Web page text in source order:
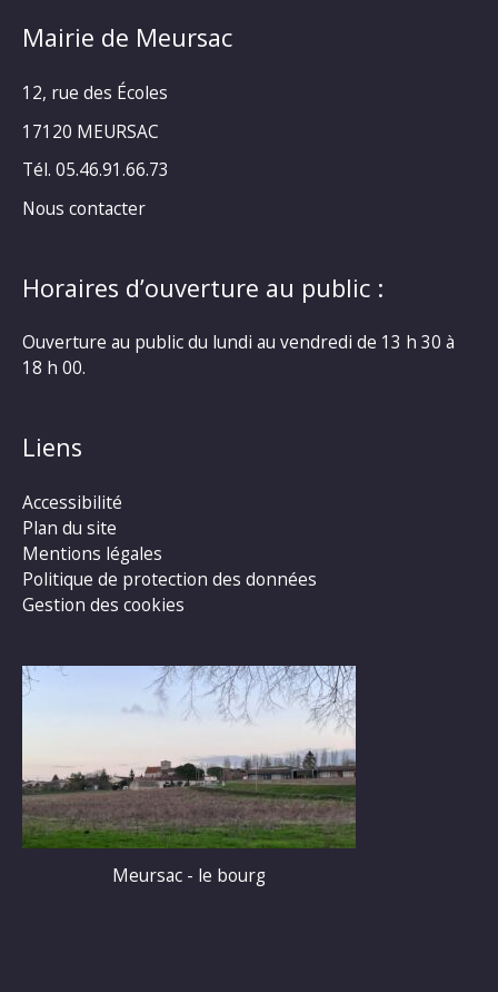
Mairie de Meursac
12, rue des Écoles
17120 MEURSAC
Tél. 05.46.91.66.73
Nous contacter
Horaires d’ouverture au public :
Ouverture au public du lundi au vendredi de 13 h 30 à
18 h 00.
Liens
Accessibilité
Plan du site
Mentions légales
Politique de protection des données
Gestion des cookies
Meursac - le bourg